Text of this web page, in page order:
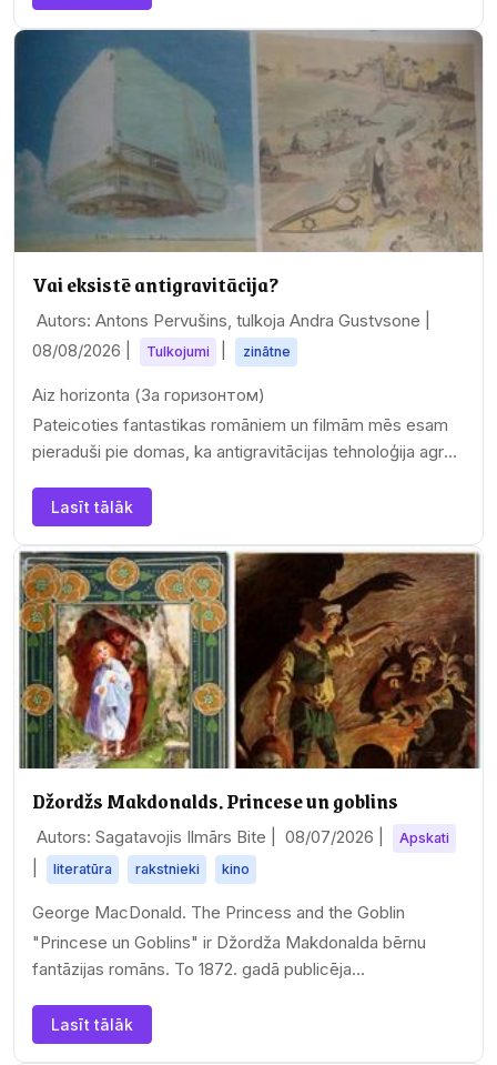
Vai eksistē antigravitācija?
Autors: Antons Pervušins, tulkoja Andra Gustvsone |
08/08/2026
Tulkojumi zinātne
Aiz horizonta (За горизонтом)
Pateicoties fantastikas romāniem un filmām mēs esam
pieraduši pie domas, ka antigravitācijas tehnoloģija agrāk
Lasīt tālāk
Džordžs Makdonalds. Princese un goblins
Autors: Sagatavojis Ilmārs Bite | 08/07/2026 Apskati
literatūra rakstnieki kino
George MacDonald. The Princess and the Goblin
"Princese un Goblins" ir Džordža Makdonalda bērnu
fantāzijas romāns. To 1872. gadā publicēja…
Lasīt tālāk